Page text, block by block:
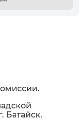
Батайск.